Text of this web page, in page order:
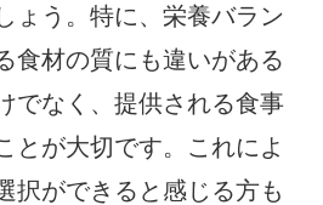
ょう。特に、栄養バラン
食材の質にも違いがある
でなく、提供される食事
とが大切です。これによ
択ができると感じる方も